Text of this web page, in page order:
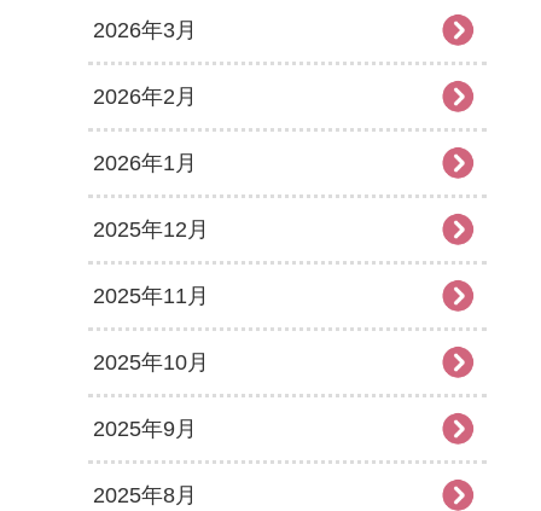
2026年3月
2026年2月
2026年1月
2025年12月
2025年11月
2025年10月
2025年9月
2025年8月